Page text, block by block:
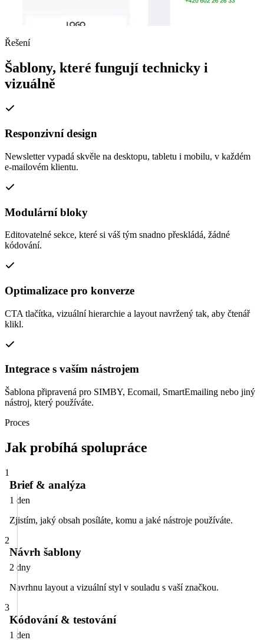
Řešení
Šablony, které fungují technicky i
vizuálně
Responzivní design
Newsletter vypadá skvěle na desktopu, tabletu i mobilu, v každém
e-mailovém klientu.
Modulární bloky
Editovatelné sekce, které si váš tým snadno přeskládá, žádné
kódování.
Optimalizace pro konverze
CTA tlačítka, vizuální hierarchie a layout navržený tak, aby čtenář
klikl.
Integrace s vaším nástrojem
Šablona připravená pro SIMBY, Ecomail, SmartEmailing nebo jiný
nástroj, který používáte.
Proces
Jak probíhá spolupráce
1
Brief & analýza
1 den
Zjistím, jaký obsah posíláte, komu a jaké nástroje používáte.
2
Návrh šablony
2 dny
Navrhnu layout a vizuální styl v souladu s vaší značkou.
3
Kódování & testování
1 den